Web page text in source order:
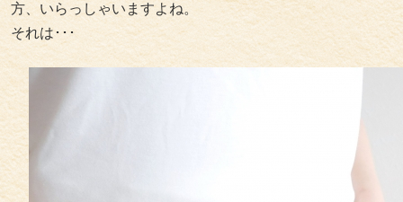
方、いらっしゃいますよね。
それは･･･